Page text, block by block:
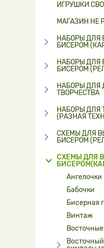
ИГРУШКИ
МАГАЗИН НЕ
НАБОРЫ ДЛЯ
БИСЕРОМ
НАБОРЫ ДЛЯ
БИСЕРОМ
НАБОРЫ ДЛЯ
ТВОРЧЕСТВА
НАБОРЫ ДЛЯ
(РАЗНАЯ
СХЕМЫ ДЛЯ
БИСЕРОМ
СХЕМЫ ДЛЯ
Ангелочки
Бабочки
Бисерная
Винтаж